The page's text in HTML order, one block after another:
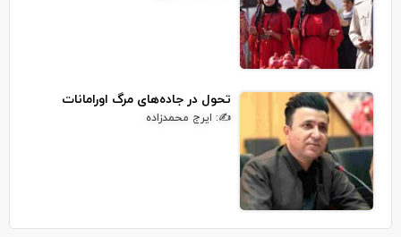
تحول در جاده‌های مرگ اورامانات
✍: ایرج محمدزاده